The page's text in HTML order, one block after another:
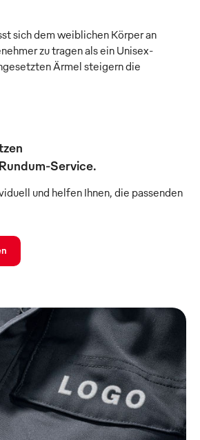
sich dem weiblichen Körper an
zu tragen als ein Unisex-
Ärmel steigern die
Service.
und helfen Ihnen, die passenden